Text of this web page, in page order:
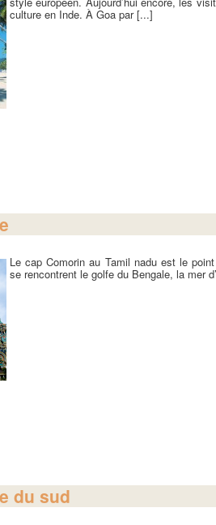
culture en Inde. À Goa par [...]
Le cap Comorin au Tamil nadu est le
se rencontrent le golfe du Bengale, la mer
du sud